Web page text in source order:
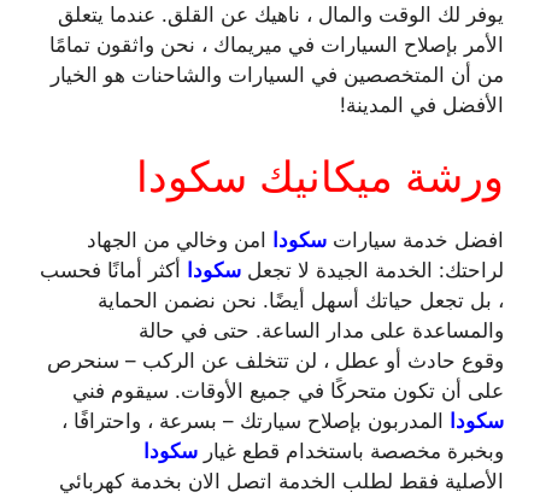
يوفر لك الوقت والمال ، ناهيك عن القلق. عندما يتعلق
الأمر بإصلاح السيارات في ميريماك ، نحن واثقون تمامًا
من أن المتخصصين في السيارات والشاحنات هو الخيار
الأفضل في المدينة!
ورشة ميكانيك سكودا
افضل خدمة سيارات سكودا
امن وخالي من الجهاد
لراحتك: الخدمة الجيدة لا تجعل سكودا
أكثر أمانًا فحسب
، بل تجعل حياتك أسهل أيضًا. نحن نضمن الحماية
والمساعدة على مدار الساعة. حتى في حالة
وقوع حادث أو عطل ، لن تتخلف عن الركب – سنحرص
على أن تكون متحركًا في جميع الأوقات. سيقوم فني
سكودا
المدربون بإصلاح سيارتك – بسرعة ، واحترافًا ،
وبخبرة مخصصة باستخدام قطع غيار سكودا
الأصلية فقط لطلب الخدمة اتصل الان بخدمة كهربائي